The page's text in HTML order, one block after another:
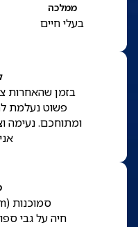
ממלכה
בעלי חיים
בזמן שהאחרות
פשוט נעלמת
ומתוחכם. נעימה
סמוכנות (
חיה על גבי